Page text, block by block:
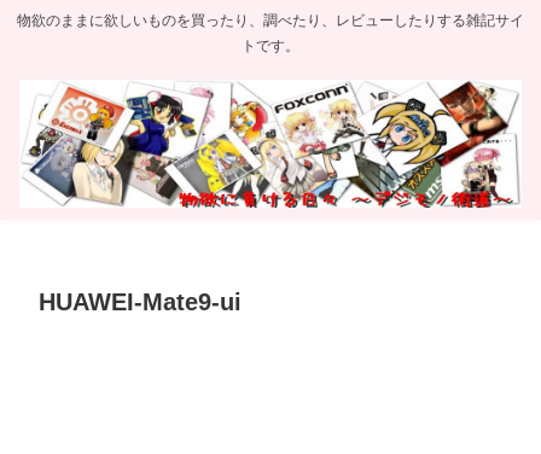
物欲のままに欲しいものを買ったり、調べたり、レビューしたりする雑記サイ
トです。
HUAWEI-Mate9-ui